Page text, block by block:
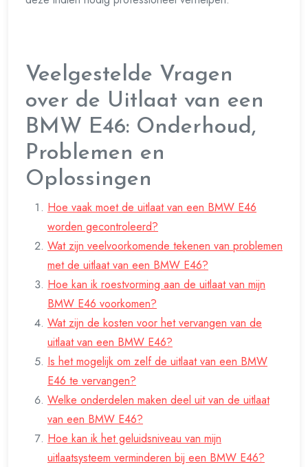
Veelgestelde Vragen
over de Uitlaat van een
BMW E46: Onderhoud,
Problemen en
Oplossingen
Hoe vaak moet de uitlaat van een BMW E46
worden gecontroleerd?
Wat zijn veelvoorkomende tekenen van problemen
met de uitlaat van een BMW E46?
Hoe kan ik roestvorming aan de uitlaat van mijn
BMW E46 voorkomen?
Wat zijn de kosten voor het vervangen van de
uitlaat van een BMW E46?
Is het mogelijk om zelf de uitlaat van een BMW
E46 te vervangen?
Welke onderdelen maken deel uit van de uitlaat
van een BMW E46?
Hoe kan ik het geluidsniveau van mijn
uitlaatsysteem verminderen bij een BMW E46?